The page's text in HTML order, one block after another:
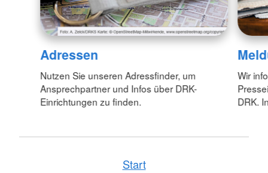
Adressen
Nutzen Sie unseren Adressfinder, um
Ansprechpartner und Infos über DRK-
Einrichtungen zu finden.
Wir
DRK.
Start